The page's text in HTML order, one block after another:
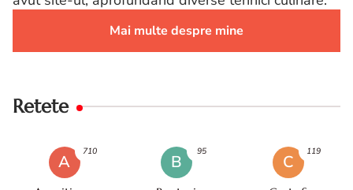
Mai multe despre mine
Retete
A
710
B
95
C
119